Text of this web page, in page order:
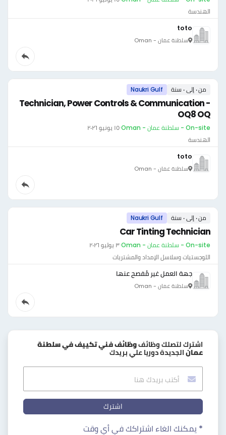
الهندسة
toto
سلطنة عمان - Oman
من ٠ إلى ٠ سنة Naukri Gulf
Technician, Power Controls & Communication -
OQ8 OQ
On-site - سلطنة عمان - Oman ·١٥ يونيو ٢٠٢٦
الهندسة
toto
سلطنة عمان - Oman
من ٠ إلى ٠ سنة Naukri Gulf
Car Tinting Technician
On-site - سلطنة عمان - Oman ·٣ يوليو ٢٠٢٦
اللوجستيات وسلاسل الإمداد والمشتريات
جهة العمل غير مُفصح عنها
سلطنة عمان - Oman
اشترك لتصلك وظائفوظائف فني تكييف في سلطنة
عمان الجديدة دوريا علي بريدك
اشترك
* يمكنك الغاء اشتراكك في أي وقت